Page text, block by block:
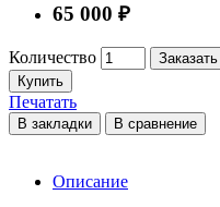
65 000 ₽
Количество
Заказать
Купить
Печатать
В закладки В сравнение
Описание